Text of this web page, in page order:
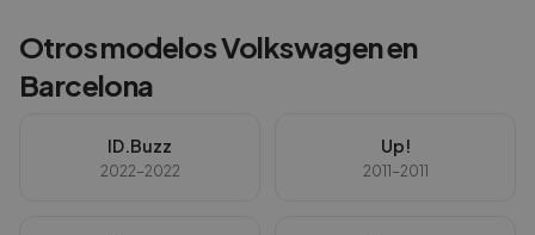
Otros modelosVolkswagenen
Barcelona
ID.Buzz
2022-2022
Up!
2011-2011